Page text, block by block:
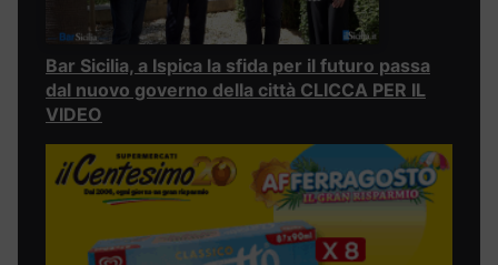
Bar Sicilia, a Ispica la sfida per il futuro passa
dal nuovo governo della città CLICCA PER IL
VIDEO